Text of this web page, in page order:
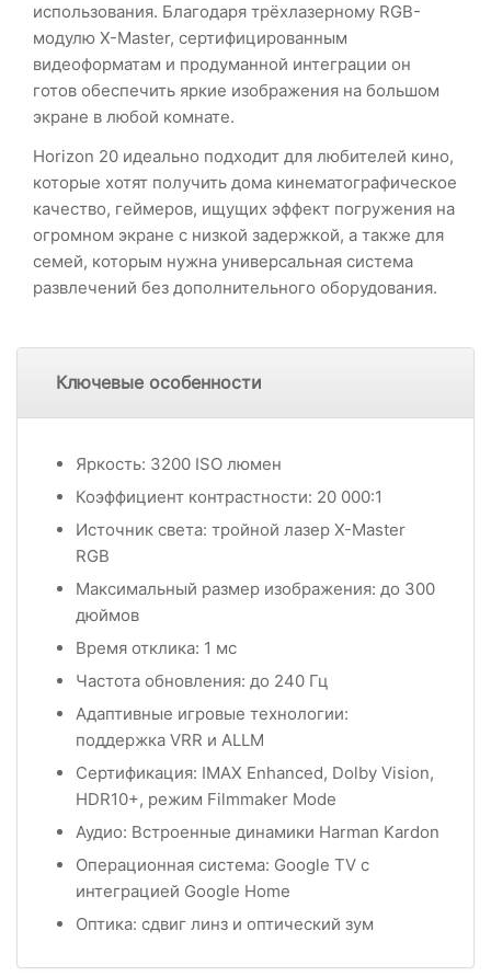
использования. Благодаря трёхлазерному RGB-
модулю X-Master, сертифицированным
видеоформатам и продуманной интеграции он
готов обеспечить яркие изображения на большом
экране в любой комнате.
Horizon 20 идеально подходит для любителей кино,
которые хотят получить дома кинематографическое
качество, геймеров, ищущих эффект погружения на
огромном экране с низкой задержкой, а также для
семей, которым нужна универсальная система
развлечений без дополнительного оборудования.
Ключевые особенности
Яркость: 3200 ISO люмен
Коэффициент контрастности: 20 000:1
Источник света: тройной лазер X-Master
RGB
Максимальный размер изображения: до 300
дюймов
Время отклика: 1 мс
Частота обновления: до 240 Гц
Адаптивные игровые технологии:
поддержка VRR и ALLM
Сертификация: IMAX Enhanced, Dolby Vision,
HDR10+, режим Filmmaker Mode
Аудио: Встроенные динамики Harman Kardon
Операционная система: Google TV с
интеграцией Google Home
Оптика: сдвиг линз и оптический зум